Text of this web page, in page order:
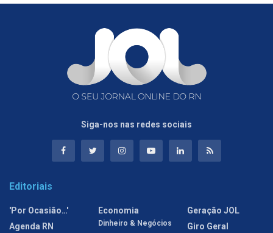
Siga-nos nas redes sociais
Editoriais
'Por Ocasião…'
Agenda RN
Economia
Dinheiro & Negócios
Geração JOL
Giro Geral